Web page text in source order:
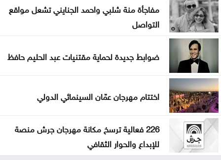
مفاجأة منة شلبي واحمد الجنايني تشعل مواقع
التواصل
ضوابط جديدة لحماية مقتنيات عبد الحليم حافظ
اختتام مهرجان عمّان السينمائي الدولي
226 فعالية ترسخ مكانة مهرجان جرش منصة
للإبداع والحوار الثقافي